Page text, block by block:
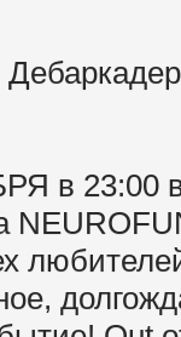
в 23:00